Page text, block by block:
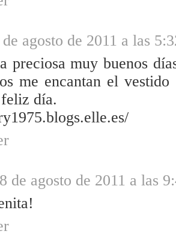
de agosto de 2011 a las
preciosa muy buenos
me encantan el
día.
de agosto de 2011 a las